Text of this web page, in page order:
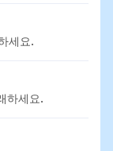
세요.
하세요.